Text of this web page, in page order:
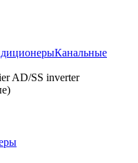
Канальные
AD/SS inverter